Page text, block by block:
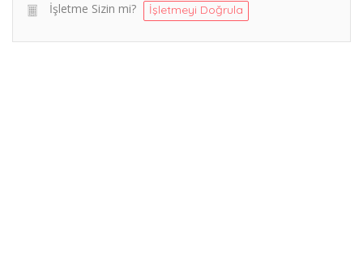
İşletme Sizin mi? İşletmeyi Doğrula